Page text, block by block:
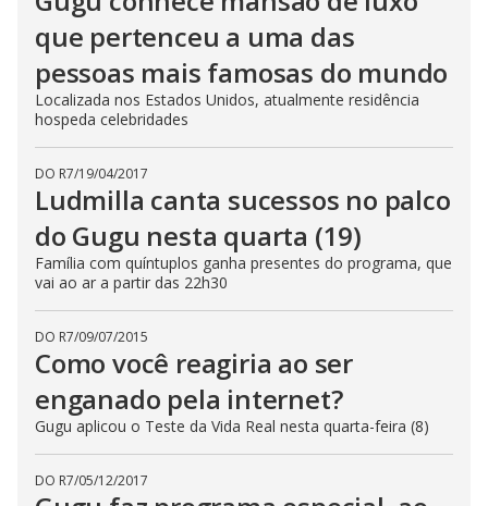
que pertenceu a uma das
pessoas mais famosas do mundo
Localizada nos Estados Unidos, atualmente residência
hospeda celebridades
DO R7/19/04/2017
Ludmilla canta sucessos no palco
do Gugu nesta quarta (19)
Família com quíntuplos ganha presentes do programa, que
vai ao ar a partir das 22h30
DO R7/09/07/2015
Como você reagiria ao ser
enganado pela internet?
Gugu aplicou o Teste da Vida Real nesta quarta-feira (8)
DO R7/05/12/2017